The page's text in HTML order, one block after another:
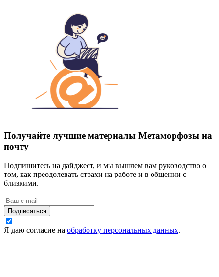
Получайте лучшие материалы Метаморфозы на
почту
Подпишитесь на дайджест, и мы вышлем вам руководство о
том, как преодолевать страхи на работе и в общении с
близкими.
Подписаться
Я даю согласие на обработку персональных данных.